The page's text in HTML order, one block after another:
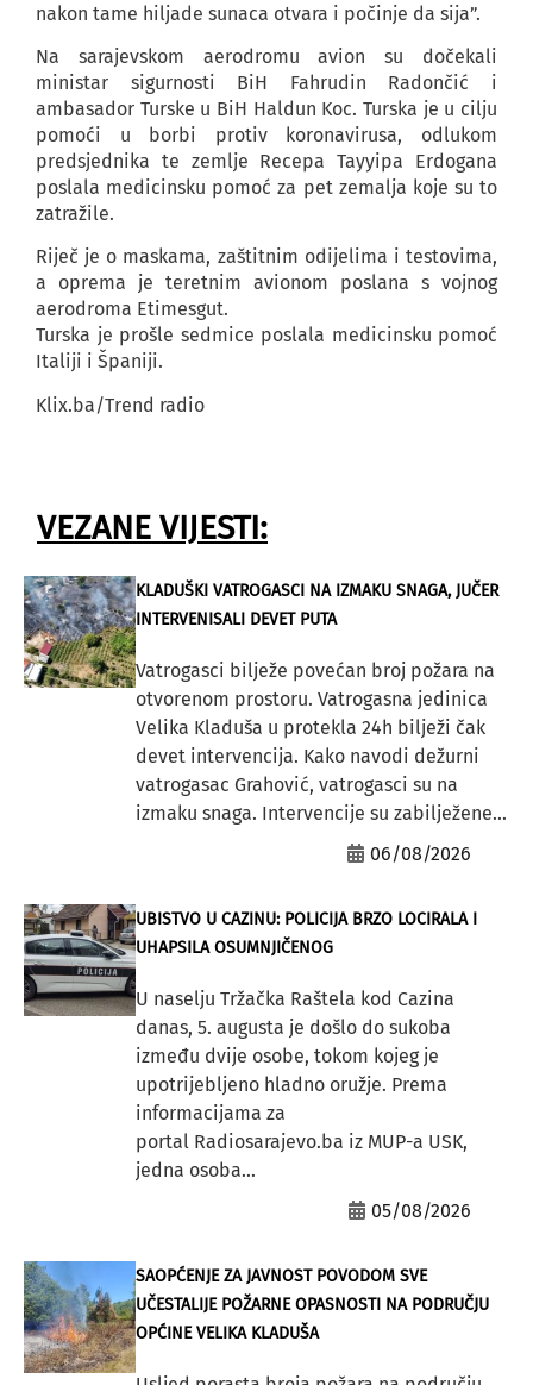
nakon tame hiljade sunaca otvara i počinje da sija”.
Na sarajevskom aerodromu avion su dočekali
ministar sigurnosti BiH Fahrudin Radončić i
ambasador Turske u BiH Haldun Koc. Turska je u cilju
pomoći u borbi protiv koronavirusa, odlukom
predsjednika te zemlje Recepa Tayyipa Erdogana
poslala medicinsku pomoć za pet zemalja koje su to
zatražile.
Riječ je o maskama, zaštitnim odijelima i testovima,
a oprema je teretnim avionom poslana s vojnog
aerodroma Etimesgut.
Turska je prošle sedmice poslala medicinsku pomoć
Italiji i Španiji.
Klix.ba/Trend radio
VEZANE VIJESTI:
KLADUŠKI VATROGASCI NA IZMAKU SNAGA, JUČER
INTERVENISALI DEVET PUTA
Vatrogasci bilježe povećan broj požara na
otvorenom prostoru. Vatrogasna jedinica
Velika Kladuša u protekla 24h bilježi čak
devet intervencija. Kako navodi dežurni
vatrogasac Grahović, vatrogasci su na
izmaku snaga. Intervencije su zabilježene...
06/08/2026
UBISTVO U CAZINU: POLICIJA BRZO LOCIRALA I
UHAPSILA OSUMNJIČENOG
U naselju Tržačka Raštela kod Cazina
danas, 5. augusta je došlo do sukoba
između dvije osobe, tokom kojeg je
upotrijebljeno hladno oružje. Prema
informacijama za
portal Radiosarajevo.ba iz MUP-a USK,
jedna osoba...
05/08/2026
SAOPĆENJE ZA JAVNOST POVODOM SVE
UČESTALIJE POŽARNE OPASNOSTI NA PODRUČJU
OPĆINE VELIKA KLADUŠA